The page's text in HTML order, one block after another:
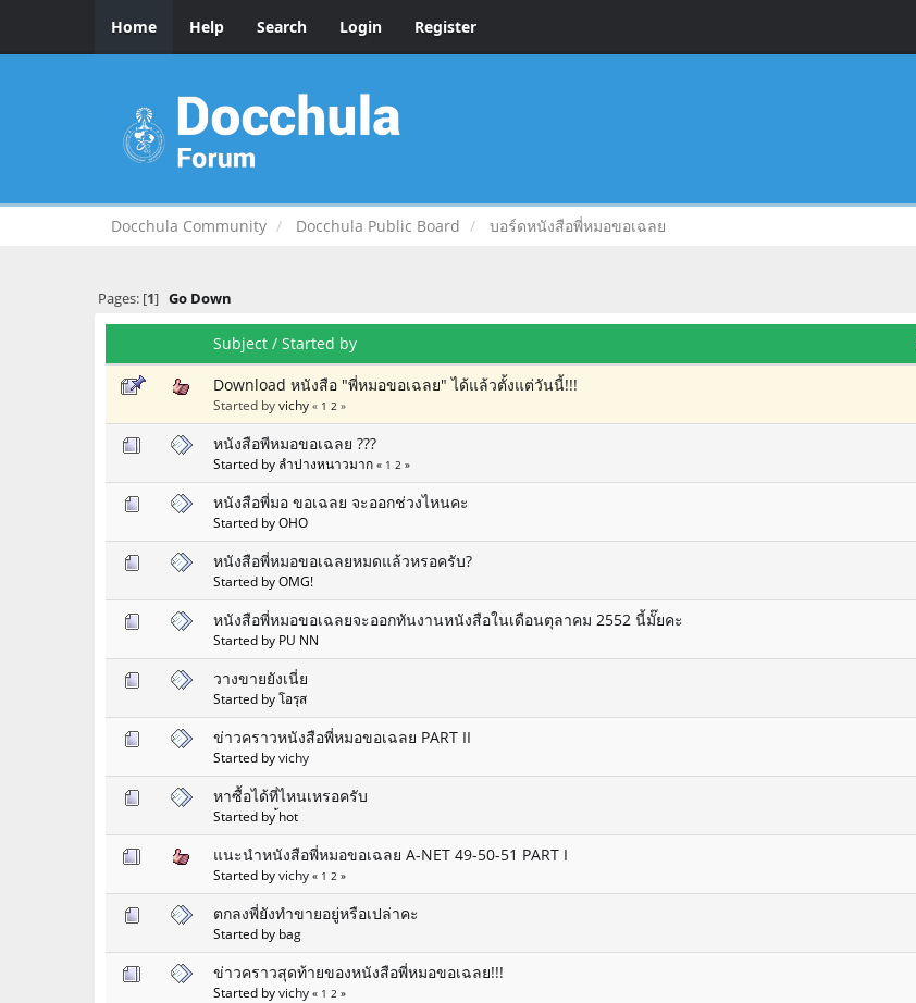
Home Help Search Login Register
Docchula Community Docchula Public Board บอร์ดหนังสือพี่หมอขอเฉลย
Pages: [1] Go Down
Subject / Started by
Download หนังสือ "พี่หมอขอเฉลย" ได้แล้วตั้งแต่วันนี้!!!
Started byvichy « 1 2 »
หนังสือพีหมอขอเฉลย ???
Started by ลำปางหนาวมาก « 1 2 »
หนังสือพี่มอ ขอเฉลย จะออกช่วงไหนคะ
Started by OHO
หนังสือพี่หมอขอเฉลยหมดแล้วหรอครับ?
Started by OMG!
หนังสือพี่หมอขอเฉลยจะออกทันงานหนังสือในเดือนตุลาคม 2552 นี้มั๊ยคะ
Started by PU NN
วางขายยังเนี่ย
Started by โอรุส
ข่าวคราวหนังสือพี่หมอขอเฉลย PART II
Started byvichy
หาซื้อได้ที่ไหนเหรอครับ
Started by ้hot
แนะนำหนังสือพี่หมอขอเฉลย A-NET 49-50-51 PART I
Started byvichy « 1 2 »
ตกลงพี่ยังทำขายอยู่หรือเปล่าคะ
Started by bag
ข่าวคราวสุดท้ายของหนังสือพี่หมอขอเฉลย!!!
Started byvichy « 1 2 »